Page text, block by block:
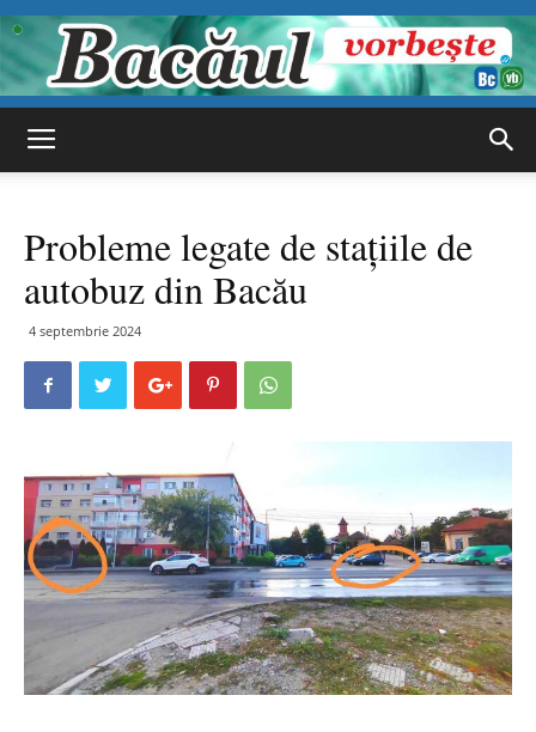
vorbește
Probleme legate de stațiile de
autobuz din Bacău
4 septembrie 2024